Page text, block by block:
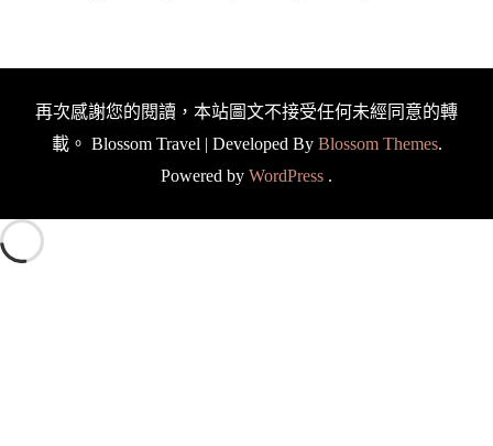
再次感謝您的閱讀，本站圖文不接受任何未經同意的轉
載。 Blossom Travel | Developed By Blossom Themes.
Powered by WordPress .